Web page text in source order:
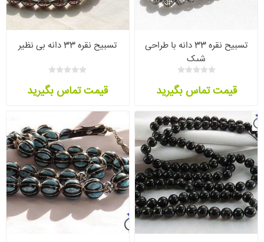
تسبیح نقره 33 دانه با طراحی
شیک
قیمت تماس بگیرید
تسبیح نقره 33 دانه بی نظیر
قیمت تماس بگیرید